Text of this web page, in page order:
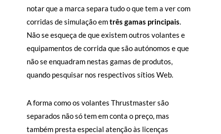
notar que a marca separa tudo o que tem a ver com
corridas de simulação emtrês gamas principais.
Não se esqueça de que existem outros volantes e
equipamentos de corrida que são autónomos e que
não se enquadram nestas gamas de produtos,
quando pesquisar nos respectivos sítios Web.
A forma como os volantes Thrustmaster são
separados não só tem em conta o preço, mas
também presta especial atenção às licenças